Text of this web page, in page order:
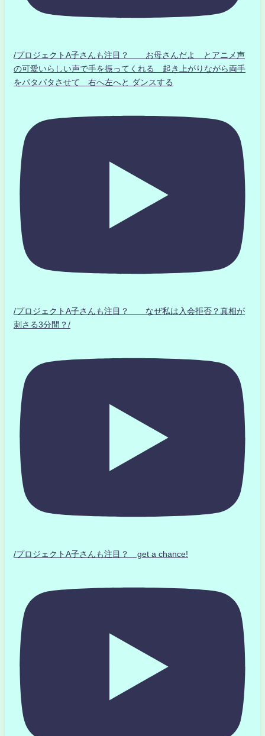
/プロジェクトA子さんも注目？ お母さんだよ とアニメ声
の可愛いらしい声で手を振ってくれる 起き上がりながら両手
をパタパタさせて 右へ左へと ダンスする
/プロジェクトA子さんも注目？ なぜ私は入会拒否？真相が
刺さる3分間？/
/プロジェクトA子さんも注目？ get a chance!